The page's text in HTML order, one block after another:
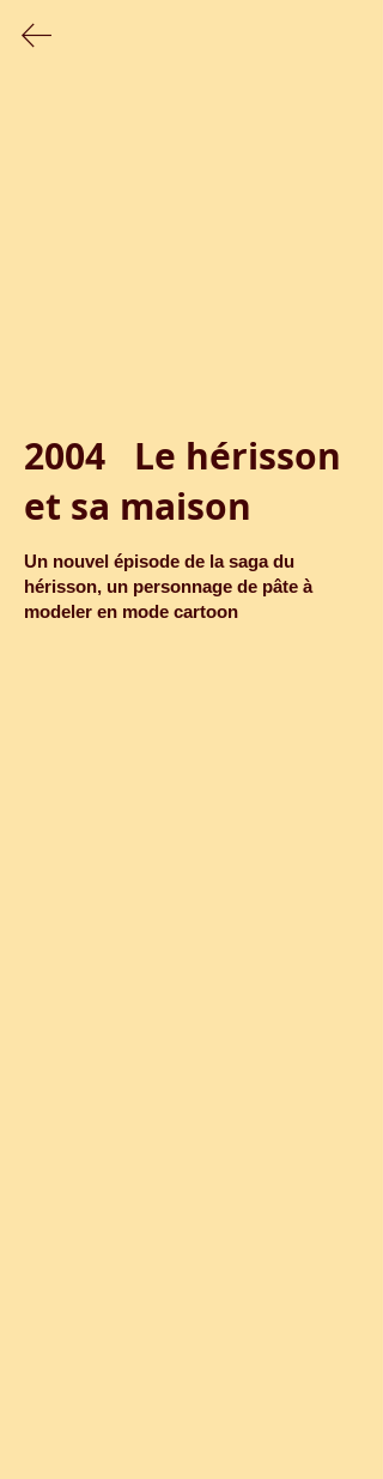
2004   Le hérisson
et sa maison
Un nouvel épisode de la saga du
hérisson, un personnage de pâte à
modeler en mode cartoon